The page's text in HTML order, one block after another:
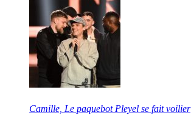
Camille, Le paquebot Pleyel se fait voilier